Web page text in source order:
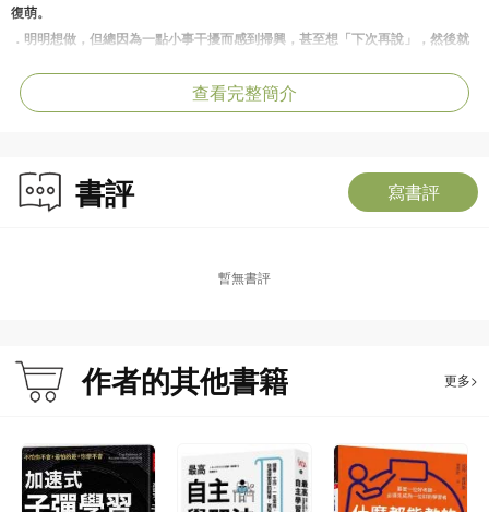
復萌。
．明明想做，但總因為一點小事干擾而感到掃興，甚至想「下次再說」，然後就
．「之前都那麼努力了，偶爾放鬆一下沒關係啦」，給自己理由放縱，結果就回
不去了。
也不知不覺消失了。
曾幫助眾多人達標的作者，從過往的成功經驗中提煉出四種實踐技巧，
要堅持做對長遠有益，但短期可能使人不舒服的事，絕對不是一件愉快的事情，
因此我們需要讓自己適應這種不舒服的感受。
菸」的想法，可以轉念為「我現在有想抽菸的衝動」，並加以體驗和觀察，直到
衝動消退，你就能逐漸戰勝這種衝動。
查看完整簡介
書評 寫書評
暫無書評
作者的其他書籍 更多>